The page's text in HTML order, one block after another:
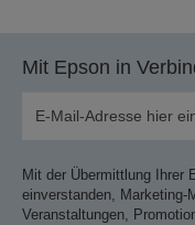
Mit Epson in
Mit der Übermittlung Ihrer
einverstanden, Marketing-
Veranstaltungen,